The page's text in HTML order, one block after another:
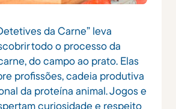
da Carne” leva
todo o processo da
do campo ao prato. Elas
profissões, cadeia produtiva
da proteína animal. Jogos e
curiosidade e respeito